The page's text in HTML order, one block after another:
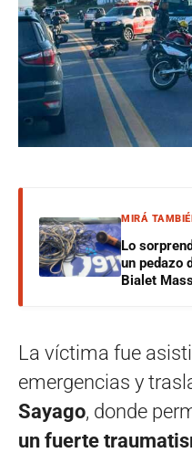
MIRÁ
Lo
un pedazo
Bialet
La víctima fue
emergencias y
Sayago, donde
un fuerte